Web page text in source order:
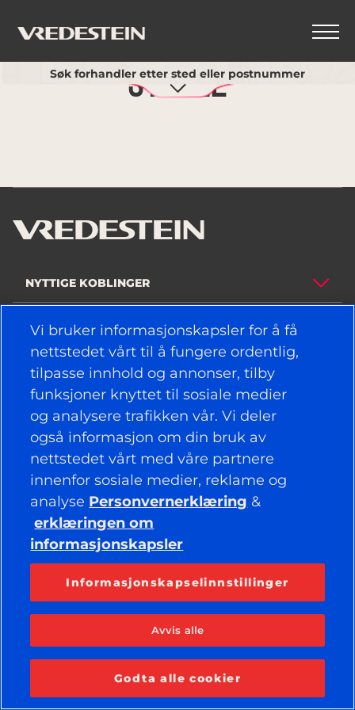
Bruk min nåværende posisjon
Søk forhandler etter sted eller postnummer
Sykkel
NYTTIGE KOBLINGER
DEKK
RETNINGSLINJER
BEDRIFT
HOLD DEG TILKOBLET
Facebook
YouTube
Instagram
LinkedIn
© 2026 APOLLO TYRES LTD MED ENERETT
Vi bruker informasjonskapsler for å få
nettstedet vårt til å fungere ordentlig,
tilpasse innhold og annonser, tilby
funksjoner knyttet til sosiale medier
og analysere trafikken vår. Vi deler
også informasjon om din bruk av
nettstedet vårt med våre partnere
innenfor sosiale medier, reklame og
analyse Personvernerklæring &
erklæringen om
informasjonskapsler
Informasjonskapselinnstillinger
Avvis alle
Godta alle cookier